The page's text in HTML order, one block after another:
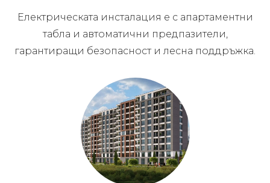
Електрическата инсталация е с апартаментни
табла и автоматични предпазители,
гарантиращи безопасност и лесна поддръжка.